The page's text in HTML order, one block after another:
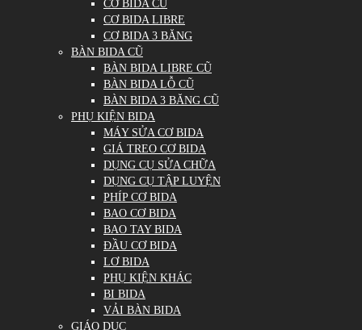
CƠ BIDA CŨ
CƠ BIDA LIBRE
CƠ BIDA 3 BĂNG
BÀN BIDA CŨ
BÀN BIDA LIBRE CŨ
BÀN BIDA LỖ CŨ
BÀN BIDA 3 BĂNG CŨ
PHỤ KIỆN BIDA
MÁY SỬA CƠ BIDA
GIÁ TREO CƠ BIDA
DỤNG CỤ SỬA CHỮA
DỤNG CỤ TẬP LUYỆN
PHÍP CƠ BIDA
BAO CƠ BIDA
BAO TAY BIDA
ĐẦU CƠ BIDA
LƠ BIDA
PHỤ KIỆN KHÁC
BI BIDA
VẢI BÀN BIDA
GIÁO DỤC